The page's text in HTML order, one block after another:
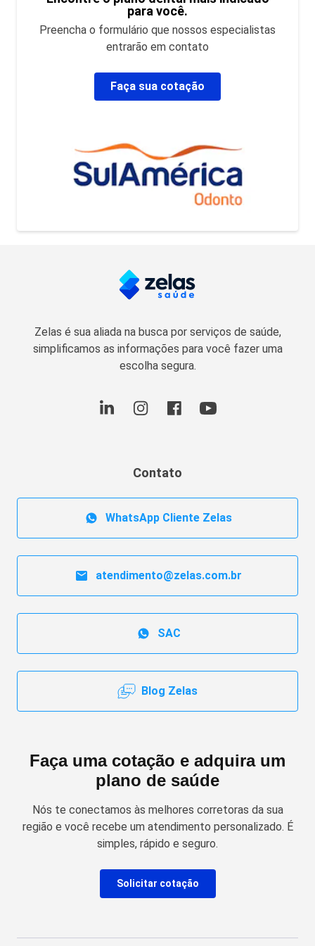
para você.
Preencha o formulário que nossos especialistas
entrarão em contato
Faça sua cotação
Zelas é sua aliada na busca por serviços de saúde,
simplificamos as informações para você fazer uma
escolha segura.
Contato
WhatsApp Cliente Zelas
atendimento@zelas.com.br
SAC
Blog Zelas
Faça uma cotação e adquira um
plano de saúde
Nós te conectamos às melhores corretoras da sua
região e você recebe um atendimento personalizado. É
simples, rápido e seguro.
Solicitar cotação